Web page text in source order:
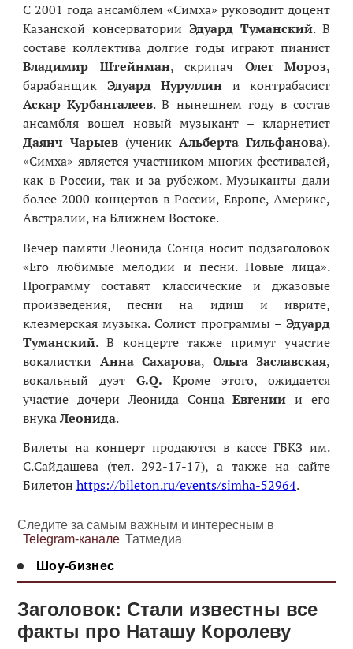
С 2001 года ансамблем «Симха» руководит доцент
Казанской консерватории Эдуард Туманский. В
составе коллектива долгие годы играют пианист
Владимир Штейнман, скрипач Олег Мороз,
барабанщик Эдуард Нуруллин и контрабасист
Аскар Курбангалеев. В нынешнем году в состав
ансамбля вошел новый музыкант – кларнетист
Даянч Чарыев (ученик Альберта Гильфанова).
«Симха» является участником многих фестивалей,
как в России, так и за рубежом. Музыканты дали
более 2000 концертов в России, Европе, Америке,
Австралии, на Ближнем Востоке.
Вечер памяти Леонида Сонца носит подзаголовок
«Его любимые мелодии и песни. Новые лица».
Программу составят классические и джазовые
произведения, песни на идиш и иврите,
клезмерская музыка. Солист программы – Эдуард
Туманский. В концерте также примут участие
вокалистки Анна Сахарова, Ольга Заславская,
вокальный дуэт G.Q. Кроме этого, ожидается
участие дочери Леонида СонцаЕвгении и его
внукаЛеонида.
Билеты на концерт продаются в кассе ГБКЗ им.
С.Сайдашева (тел. 292-17-17), а также на сайте
Билетон https://bileton.ru/events/simha-52964.
Следите за самым важным и интересным в
Telegram-канале Татмедиа
Шоу-бизнес
Заголовок: Стали известны все
факты про Наташу Королеву